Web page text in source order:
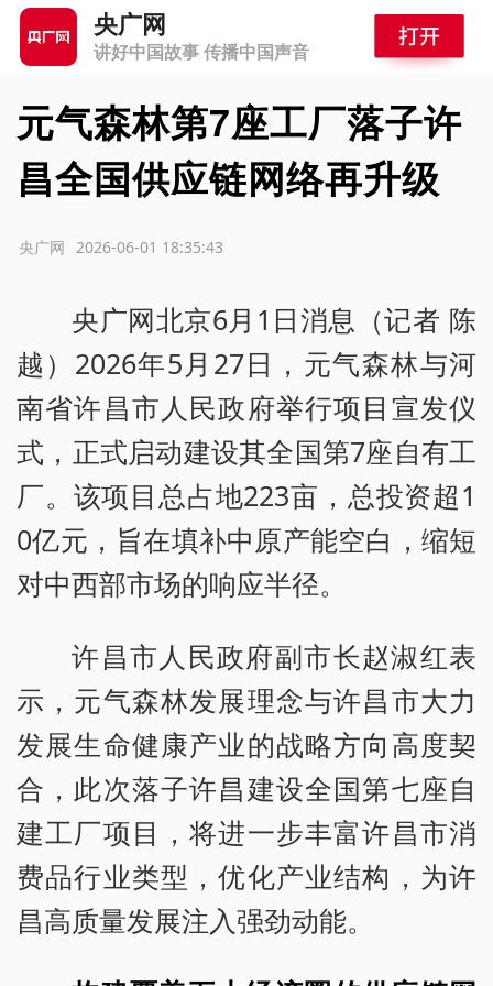
央广网
讲好中国故事 传播中国声音
元气森林第7座工厂落子许
昌全国供应链网络再升级
2026-06-01 18:35:43
央广网
央广网北京6月1日消息（记者 陈
越）2026年5月27日，元气森林与河
南省许昌市人民政府举行项目宣发仪
式，正式启动建设其全国第7座自有工
厂。该项目总占地223亩，总投资超1
0亿元，旨在填补中原产能空白，缩短
对中西部市场的响应半径。
许昌市人民政府副市长赵淑红表
示，元气森林发展理念与许昌市大力
发展生命健康产业的战略方向高度契
合，此次落子许昌建设全国第七座自
建工厂项目，将进一步丰富许昌市消
费品行业类型，优化产业结构，为许
昌高质量发展注入强劲动能。